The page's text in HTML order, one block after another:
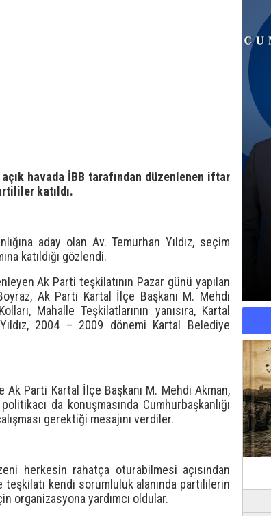
havada İBB tarafından düzenlenen iftar
katıldı.
aday olan Av. Temurhan Yıldız, seçim
katıldığı gözlendi.
Ak Parti teşkilatının Pazar günü yapılan
Ak Parti Kartal İlçe Başkanı M. Mehdi
Mahalle Teşkilatlarının yanısıra, Kartal
2004 – 2009 dönemi Kartal Belediye
Parti Kartal İlçe Başkanı M. Mehdi Akman,
da konuşmasında Cumhurbaşkanlığı
gerektiği mesajını verdiler.
herkesin rahatça oturabilmesi açısından
kendi sorumluluk alanında partililerin
organizasyona yardımcı oldular.